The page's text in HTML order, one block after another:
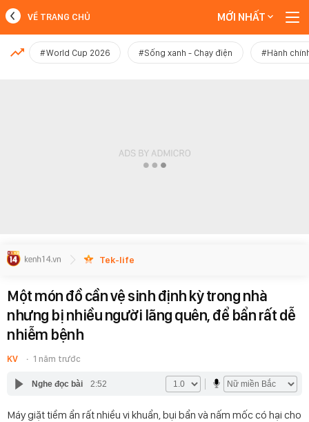
MỚI NHẤT
VỀ TRANG CHỦ MỚI NHẤT
#World Cup 2026 #Sống xanh - Chạy điện #Hành
Tek-life
Một món đồ cần vệ sinh định kỳ trong nhà
nhưng bị nhiều người lãng quên, để bẩn rất dễ
nhiễm bệnh
KV 1 năm trước
Nghe đọc bài 2:52
Máy giặt tiềm ẩn rất nhiều vi khuẩn, bụi bẩn và nấm mốc có hại cho